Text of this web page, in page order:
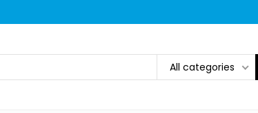
All categories